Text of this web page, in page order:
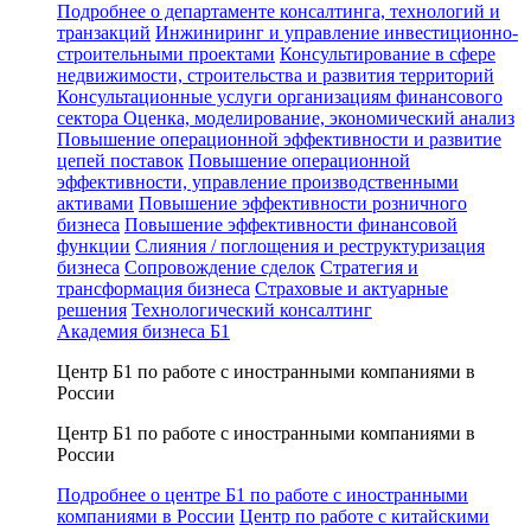
Подробнее о департаменте консалтинга, технологий и
транзакций Инжиниринг и управление инвестиционно-
строительными проектами Консультирование в сфере
недвижимости, строительства и развития территорий
Консультационные услуги организациям финансового
сектора Оценка, моделирование, экономический анализ
Повышение операционной эффективности и развитие
цепей поставок Повышение операционной
эффективности, управление производственными
активами Повышение эффективности розничного
бизнеса Повышение эффективности финансовой
функции Слияния / поглощения и реструктуризация
бизнеса Сопровождение сделок Стратегия и
трансформация бизнеса Страховые и актуарные
решения Технологический консалтинг
Академия бизнеса Б1
Центр Б1 по работе с иностранными компаниями в
России
Центр Б1 по работе с иностранными компаниями в
России
Подробнее о центре Б1 по работе с иностранными
компаниями в России Центр по работе с китайскими